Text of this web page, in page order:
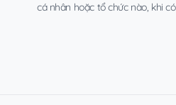
cá nhân hoặc tổ chức nào, khi